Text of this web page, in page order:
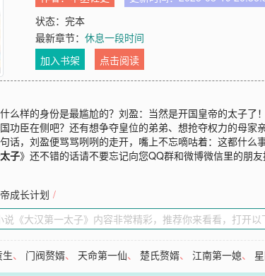
状态：完本
最新章节：休息一段时间
加入书架
点击阅读
么样的身份是最尴尬的？刘盈：当然是开国皇帝的太子
功臣在侧吧？还有想争夺皇位的弟弟、想抢夺权力的母
话，刘盈便骂骂咧咧的走开，嘴上不忘嘀咕着：这都什
子》还不错的话请不要忘记向您QQ群和微博微信里的朋友
成长计划 /
、 门阀赘婿、 天命第一仙、 楚氏赘婿、江南第一媳、